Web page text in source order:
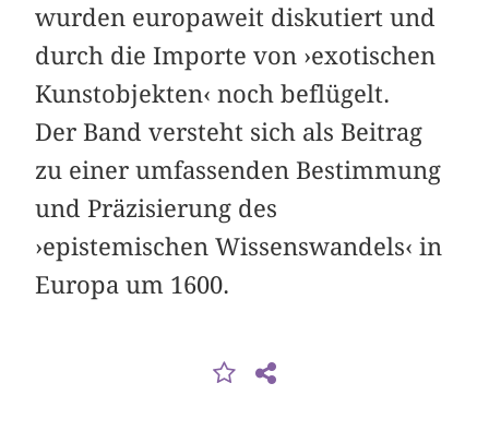
wurden europaweit diskutiert und
durch die Importe von ›exotischen
Kunstobjekten‹ noch beflügelt.
Der Band versteht sich als Beitrag
zu einer umfassenden Bestimmung
und Präzisierung des
›epistemischen Wissenswandels‹ in
Europa um 1600.